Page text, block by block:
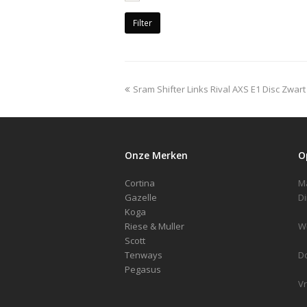
Filter
previous
Sram Shifter Links Rival AXS E1 Disc Zwart
Onze Merken
Cortina
Gazelle
Koga
Riese & Muller
Scott
Tenways
Pegasus